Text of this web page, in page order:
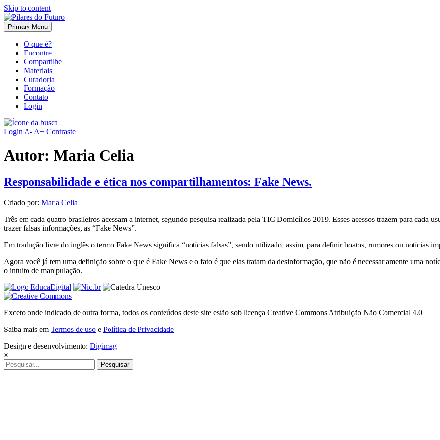
Skip to content
Primary Menu
O que é?
Encontre
Compartilhe
Materiais
Curadoria
Formação
Contato
Login
Login A- A+ Contraste
Autor: Maria Celia
Responsabilidade e ética nos compartilhamentos: Fake News.
Criado por: Maria Celia
Três em cada quatro brasileiros acessam a internet, segundo pesquisa realizada pela TIC Domicílios 2019. Esses acessos trazem para cada
trazer falsas informações, as “Fake News”.
Em tradução livre do inglês o termo Fake News significa “notícias falsas”, sendo utilizado, assim, para definir boatos, rumores ou notícias
Agora você já tem uma definição sobre o que é Fake News e o fato é que elas tratam da desinformação, que não é necessariamente uma
o intuito de manipulação.
Exceto onde indicado de outra forma, todos os conteúdos deste site estão sob licença Creative Commons Atribuição Não Comercial 4.0
Saiba mais em Termos de uso e Política de Privacidade
Design e desenvolvimento: Digimag
×